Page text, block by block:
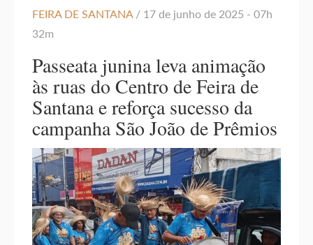
FEIRA DE SANTANA / 17 de junho de 2025 - 07h
32m
Passeata junina leva animação
às ruas do Centro de Feira de
Santana e reforça sucesso da
campanha São João de Prêmios